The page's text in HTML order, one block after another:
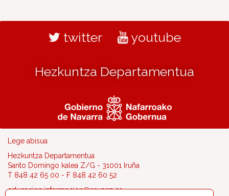
twitter youtube
Hezkuntza Departamentua
Lege abisua
Hezkuntza Departamentua
Santo Domingo kalea Z/G - 31001 Iruña
T 848 42 65 00 - F 848 42 60 52
educacion.informacion@navarra.es